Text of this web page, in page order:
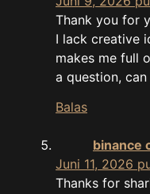
Thank you for
I lack creative
makes me full
a question,
Balas
binance
Juni 11, 2026
Thanks for